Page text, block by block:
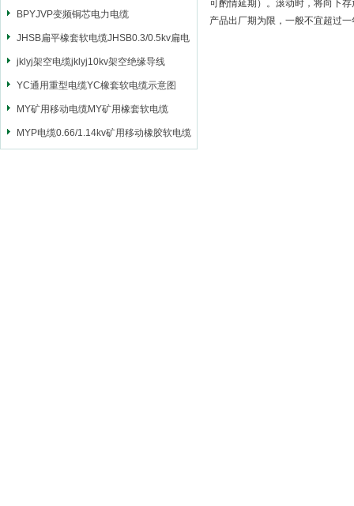
力电缆
BPYJVP变频铜芯电力电缆
JHSB扁平橡套软电缆JHSB0.3/0.5kv扁电
缆
jklyj架空电缆jklyj10kv架空绝缘导线
YC通用重型电缆YC橡套软电缆示意图
MY矿用移动电缆MY矿用橡套软电缆
MYP电缆0.66/1.14kv矿用移动橡胶软电缆
可酌情延期）。滚动时，将向下
产品出厂期为限，一般不宜超过